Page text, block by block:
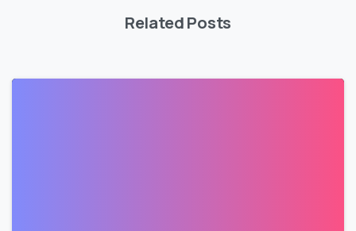
Related Posts